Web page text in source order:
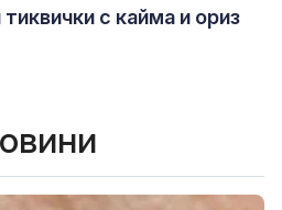
с кайма и ориз